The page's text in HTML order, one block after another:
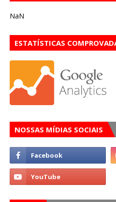
NaN
ESTATÍSTICAS
NOSSAS MÍDIAS SOCIAIS